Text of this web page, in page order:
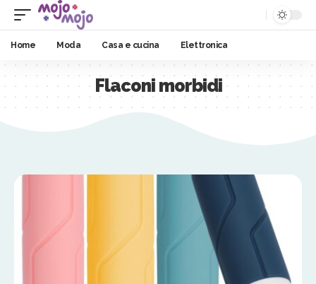
Home Moda Casa e cucina Elettronica
Flaconi morbidi